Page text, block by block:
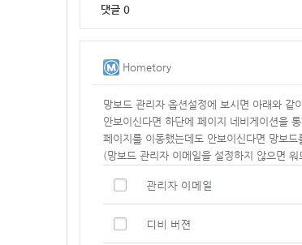
댓글 0
Hometory
망보드 관리자 옵션설정에 보시면 아래와 같
안보이신다면 하단에 페이지 네비게이션을
페이지를 이동했는데도 안보이신다면 망보
(망보드 관리자 이메일을 설정하지 않으면